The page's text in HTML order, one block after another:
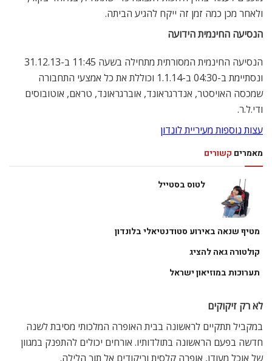
ולאחר מכן כמה זמן זה ייקח להגיע הביתה.
הנסיעה החינמית הידועה
הנסיעה החינמית המסורתית מתחילה בשעה 11:45 ב-31.12.13
ונסתיימת ב-04:30 ב-1.1.14 וכוללת את כל אמצעי התחבורה
שמכסה האויסטר, אנדרגראונד, אוברגראונד, טראם, אוטובוסים
ודי.ל.ר.
עצות נוספות מעיריית לונדון
מאמרים קשורים
לטוס בסטייל
מטיף שנאה באירוע סטודנטיאלי בלונדון
קולטורה גאה להציג
תערוכות במוזיאון ישראל
לא רק זיקוקים
במקביל תתקיים לראשונה בבית האופרה המלכותי מסיבת לשנה
חדשה בפעם הראשונה בתולדותיו. אורחים יכולים להתפנק במגוון
של אוכל מעודן, אופרה קלסית וריקודים אל תוך הלילה.